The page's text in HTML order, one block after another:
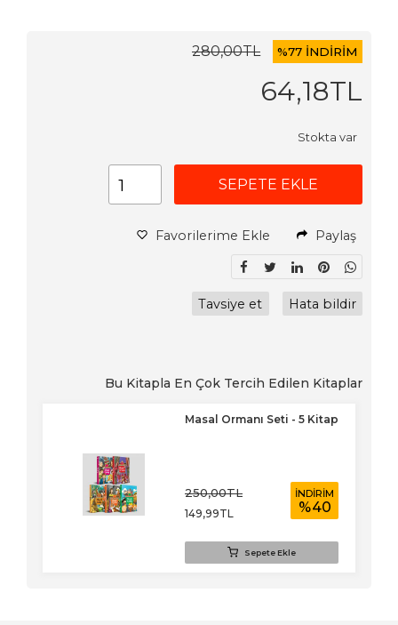
280,00TL %77 İNDİRİM
64,18TL
Stokta var
SEPETE EKLE
Favorilerime Ekle Paylaş
Tavsiye et Hata bildir
Bu Kitapla En Çok Tercih Edilen Kitaplar
Masal Ormanı Seti - 5 Kitap
250,00TL
149,99TL
İNDİRİM
%40
Sepete Ekle